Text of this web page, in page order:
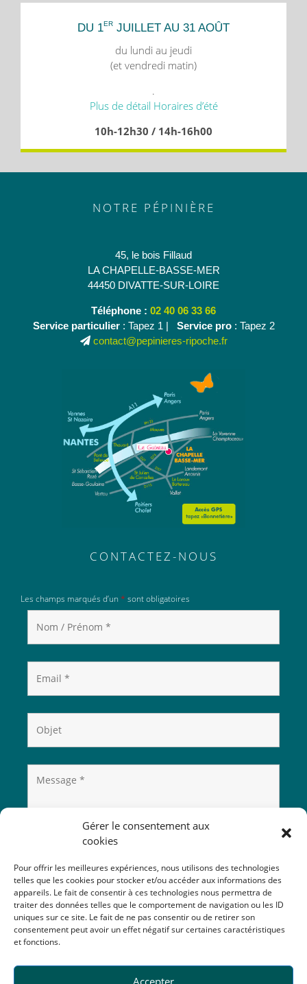
Gérer le consentement aux
cookies
Pour offrir les meilleures expériences, nous utilisons des technologies
telles que les cookies pour stocker et/ou accéder aux informations des
appareils. Le fait de consentir à ces technologies nous permettra de
traiter des données telles que le comportement de navigation ou les ID
uniques sur ce site. Le fait de ne pas consentir ou de retirer son
consentement peut avoir un effet négatif sur certaines caractéristiques
et fonctions.
Accepter
DU 1ER JUILLET AU 31 AOÛT
du lundi au jeudi
(et vendredi matin)
.
Plus de détail Horaires d’été
10h-12h30 / 14h-16h00
NOTRE PÉPINIÈRE
45, le bois Fillaud
LA CHAPELLE-BASSE-MER
44450 DIVATTE-SUR-LOIRE
Téléphone : 02 40 06 33 66
Service particulier: Tapez 1 | Service pro: Tapez 2
contact@pepinieres-ripoche.fr
CONTACTEZ-NOUS
Les champs marqués d’un * sont obligatoires